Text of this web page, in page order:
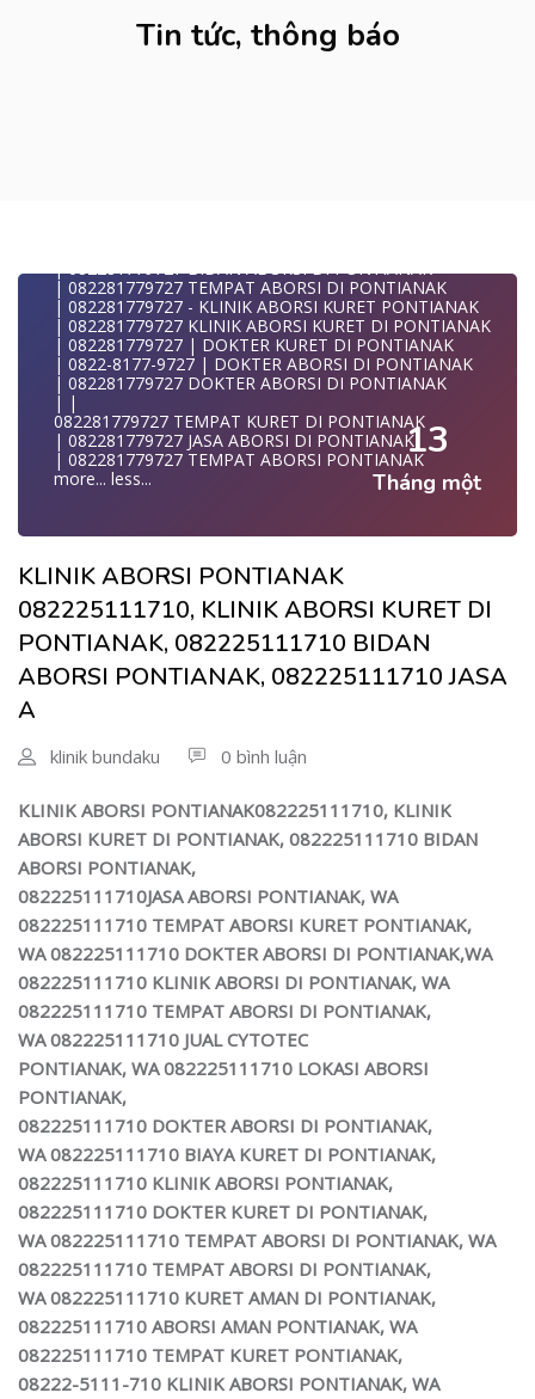
Tin tức, thông báo
| WA 082281779727 JASA ABORSI DI PONTIANAK
| | WA 082281779727 | KURET AMAN | WA
| 082281779727 BIDAN ABORSI DI PONTIANAK
| 082281779727 TEMPAT ABORSI DI PONTIANAK
| 082281779727 - KLINIK ABORSI KURET PONTIANAK
| 082281779727 KLINIK ABORSI KURET DI PONTIANAK
| 082281779727 | DOKTER KURET DI PONTIANAK
| 0822-8177-9727 | DOKTER ABORSI DI PONTIANAK
| 082281779727 DOKTER ABORSI DI PONTIANAK
| |
082281779727 TEMPAT KURET DI PONTIANAK
| 082281779727 JASA ABORSI DI PONTIANAK
| 082281779727 TEMPAT ABORSI PONTIANAK
more... less...
13
Tháng một
KLINIK ABORSI PONTIANAK
082225111710, KLINIK ABORSI KURET DI
PONTIANAK, 082225111710 BIDAN
ABORSI PONTIANAK, 082225111710 JASA
A
klinik bundaku 0 bình luận
KLINIK ABORSI PONTIANAK082225111710, KLINIK
ABORSI KURET DI PONTIANAK, 082225111710 BIDAN
ABORSI PONTIANAK,
082225111710JASA ABORSI PONTIANAK, WA
082225111710 TEMPAT ABORSI KURET PONTIANAK,
WA082225111710 DOKTER ABORSI DI PONTIANAK,WA
082225111710 KLINIK ABORSI DI PONTIANAK, WA
082225111710 TEMPAT ABORSI DI PONTIANAK,
WA 082225111710 JUAL CYTOTEC
PONTIANAK, WA082225111710 LOKASI ABORSI
PONTIANAK,
082225111710 DOKTER ABORSI DI PONTIANAK,
WA082225111710 BIAYA KURET DI PONTIANAK,
082225111710 KLINIK ABORSI PONTIANAK,
082225111710 DOKTER KURET DI PONTIANAK,
WA082225111710 TEMPAT ABORSI DI PONTIANAK, WA
082225111710 TEMPAT ABORSI DI PONTIANAK,
WA082225111710 KURET AMAN DI PONTIANAK,
082225111710 ABORSI AMAN PONTIANAK, WA
082225111710 TEMPAT KURET PONTIANAK,
08222-5111-710 KLINIK ABORSI PONTIANAK, WA